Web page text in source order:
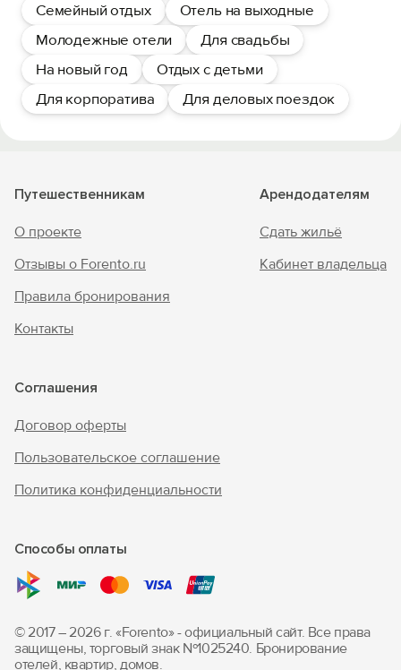
Семейный отдых
Отель на выходные
Молодежные отели
Для свадьбы
На новый год
Отдых с детьми
Для корпоратива
Для деловых поездок
Путешественникам
О проекте
Отзывы о Forento.ru
Правила бронирования
Контакты
Арендодателям
Сдать жильё
Кабинет владельца
Соглашения
Договор оферты
Пользовательское соглашение
Политика конфиденциальности
Способы оплаты
© 2017 – 2026 г. «Forento» - официальный сайт. Все права
защищены, торговый знак Nº1025240. Бронирование
отелей, квартир, домов.